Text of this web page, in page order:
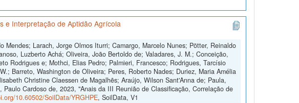
e Interpretação de Aptidão Agrícola
Mendes; Larach, Jorge Olmos Iturri; Camargo, Marcelo Nunes; Pötter, Reinaldo
Luzberto Achá; Oliveira, João Bertoldo de; Valadares, J. M.; Conceição,
Rodrigues e; Mothci, Elias Pedro; Palmieri, Francesco; Rodrigues, Tarcísio
Barreto, Washington de Oliveira; Peres, Roberto Nades; Duriez, Maria Amélia
Christine Claessen de Magalhẽs; Araújo, Wilson Sant'Anna de; Paula,
Cardoso de, 2023, "Anais da III Reunião de Classificação, Correlação de
10.60502/SoilData/YRGHPE, SoilData, V1